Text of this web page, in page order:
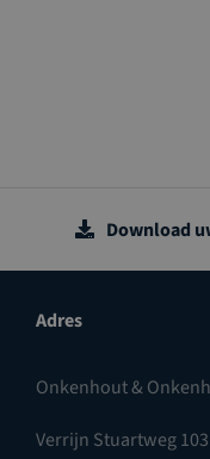
Download
Adres
Onkenhout &
Verrijn Stuartweg 103